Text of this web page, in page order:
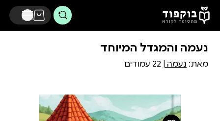
דלג לתוכן הראשי
נעמה והמגדל המיוחד
מאת: נעמה